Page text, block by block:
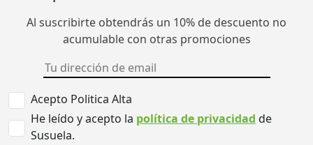
Al suscribirte obtendrás un 10% de descuento no
acumulable con otras promociones
Acepto Politica Alta
He leído y acepto la política de privacidad de
Susuela.